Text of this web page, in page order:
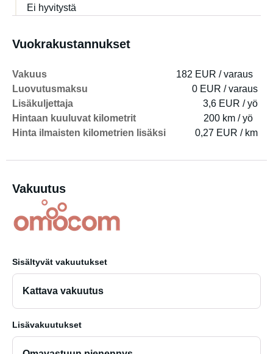
Ei hyvitystä
Vuokrakustannukset
Vakuus
182 EUR / varaus
Luovutusmaksu
0 EUR / varaus
Lisäkuljettaja
3,6 EUR / yö
Hintaan kuuluvat kilometrit
200 km / yö
Hinta ilmaisten kilometrien lisäksi
0,27 EUR / km
Vakuutus
Sisältyvät vakuutukset
Kattava vakuutus
Lisävakuutukset